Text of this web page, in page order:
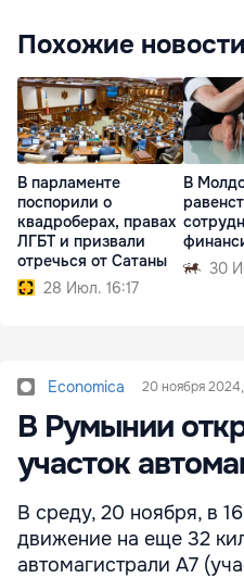
Похожие новости
В парламенте
поспорили о
квадроберах, правах
ЛГБТ и призвали
отречься от Сатаны
28 Июл. 16:17
В
30
Economica 20 ноября
В Румынии
участок
В среду, 20 ноября, в
движение на еще 32
автомагистрали A7